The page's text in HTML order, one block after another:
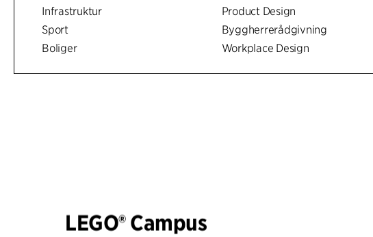
Infrastruktur
Sport
Boliger
Product Design
Byggherrerådgivning
Workplace Design
LEGO® Campus